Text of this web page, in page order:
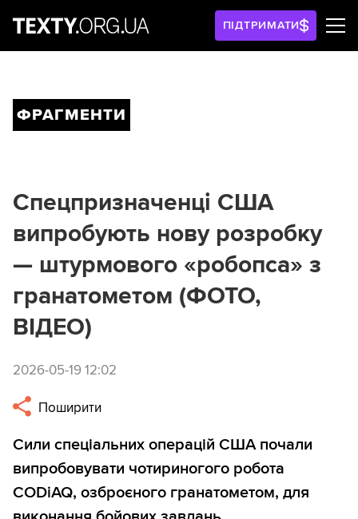
ПІДТРИМАТИ
ФРАГМЕНТИ
Спецпризначенці США
випробують нову розробку
— штурмового «робопса» з
гранатометом (ФОТО,
ВІДЕО)
2026-05-19 12:02
Поширити
Сили спеціальних операцій США почали
випробовувати чотириногого робота
CODiAQ, озброєного гранатометом, для